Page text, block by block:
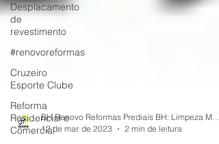
Desplacamento
de
revestimento
#renovoreformas
Cruzeiro
Esporte Clube
Reforma
Residencial e
Comercial